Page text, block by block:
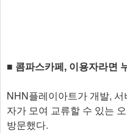
■ 콤파스카페, 이용자라면
NHN플레이아트가 개발,
자가 모여 교류할 수 있는
방문했다.